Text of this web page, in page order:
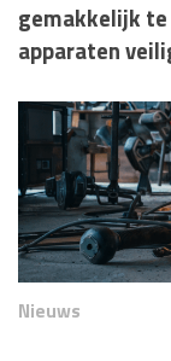
gemakkelijk te
apparaten
Nieuws